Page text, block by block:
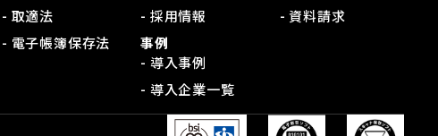
- 取適法
- 電子帳簿保存法
- 採用情報
事例
- 導入事例
- 導入企業一覧
- 資料請求